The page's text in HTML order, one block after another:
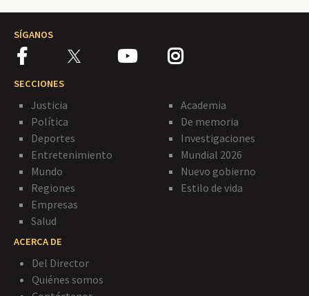
SÍGANOS
SECCIONES
Justicia
Política
Deportes
Entretenimiento
Mundo
Regiones
Empresas
Salud
Academia
De memoria
Investigaciones
Mundial 2026
Nuevo gobierno
Estilo de vida
ACERCA DE
Del Director
Quiénes somos